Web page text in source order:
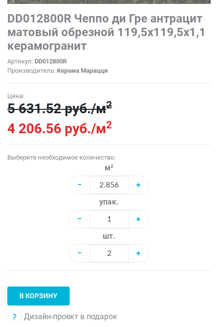
DD012800R Чеппо ди Гре антрацит
матовый обрезной 119,5x119,5x1,1
керамогранит
Артикул: DD012800R
Производитель: Керама Марацци
Цена:
5 631.52 руб./м2
4 206.56 руб./м2
Выберите необходимое количество:
м²
−
+
упак.
−
+
шт.
−
+
В КОРЗИНУ
Дизайн-проект в подарок